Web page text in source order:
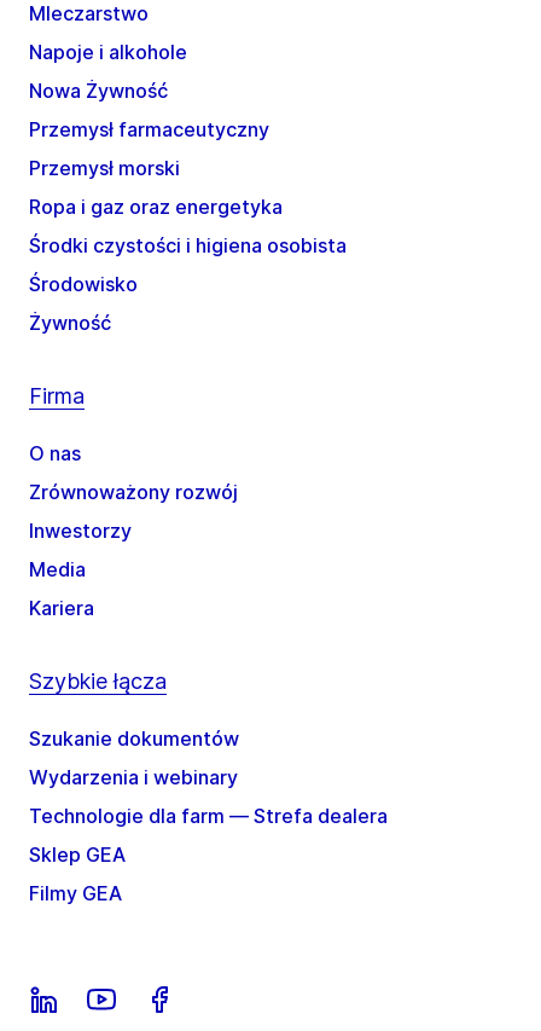
Mleczarstwo
Napoje i alkohole
Nowa Żywność
Przemysł farmaceutyczny
Przemysł morski
Ropa i gaz oraz energetyka
Środki czystości i higiena osobista
Środowisko
Żywność
Firma
O nas
Zrównoważony rozwój
Inwestorzy
Media
Kariera
Szybkie łącza
Szukanie dokumentów
Wydarzenia i webinary
Technologie dla farm — Strefa dealera
Sklep GEA
Filmy GEA